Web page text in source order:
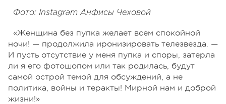
Фото: Instagram Анфисы Чеховой
«Женщина без пупка желает всем cпокойной
ночи! — продолжила иронизировать телезвезда. —
И пусть отсутствие у меня пупка и споры, затерла
ли я его фотошопом или так родилась, будут
самой острой темой для обсуждений, а не
политика, войны и теракты! Мирной нам и доброй
жизни!»